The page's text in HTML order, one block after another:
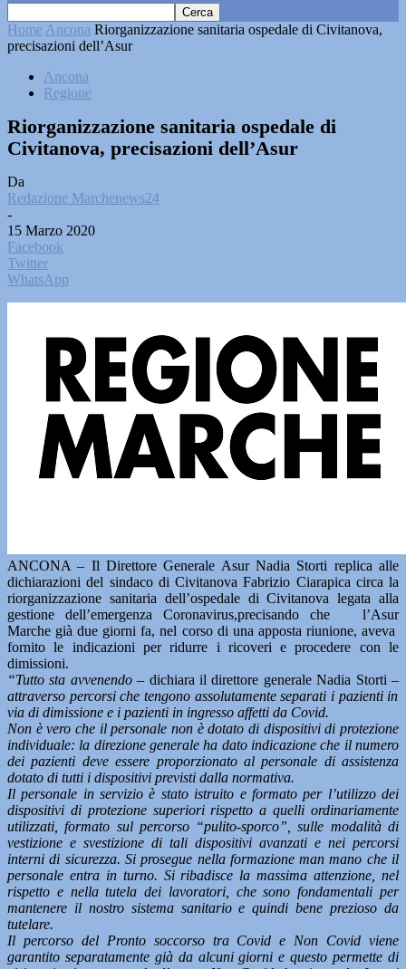
Home Ancona Riorganizzazione sanitaria ospedale di Civitanova,
precisazioni dell’Asur
Ancona
Regione
Riorganizzazione sanitaria ospedale di
Civitanova, precisazioni dell’Asur
Da
Redazione Marchenews24
-
15 Marzo 2020
Facebook
Twitter
WhatsApp
ANCONA – Il Direttore Generale Asur Nadia Storti replica alle
dichiarazioni del sindaco di Civitanova Fabrizio Ciarapica circa la
riorganizzazione sanitaria dell’ospedale di Civitanova legata alla
gestione dell’emergenza Coronavirus,precisando che l’Asur
Marche già due giorni fa, nel corso di una apposta riunione, aveva
fornito le indicazioni per ridurre i ricoveri e procedere con le
dimissioni.
“Tutto sta avvenendo – dichiara il direttore generale Nadia Storti –
attraverso percorsi che tengono assolutamente separati i pazienti in
via di dimissione e i pazienti in ingresso affetti da Covid.
Non è vero che il personale non è dotato di dispositivi di protezione
individuale: la direzione generale ha dato indicazione che il numero
dei pazienti deve essere proporzionato al personale di assistenza
dotato di tutti i dispositivi previsti dalla normativa.
Il personale in servizio è stato istruito e formato per l’utilizzo dei
dispositivi di protezione superiori rispetto a quelli ordinariamente
utilizzati, formato sul percorso “pulito-sporco”, sulle modalità di
vestizione e svestizione di tali dispositivi avanzati e nei percorsi
interni di sicurezza. Si prosegue nella formazione man mano che il
personale entra in turno. Si ribadisce la massima attenzione, nel
rispetto e nella tutela dei lavoratori, che sono fondamentali per
mantenere il nostro sistema sanitario e quindi bene prezioso da
tutelare.
Il percorso del Pronto soccorso tra Covid e Non Covid viene
garantito separatamente già da alcuni giorni e questo permette di